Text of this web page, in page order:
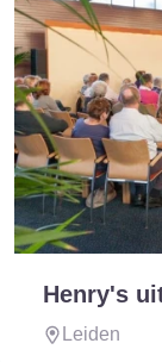
Henry's
Leiden